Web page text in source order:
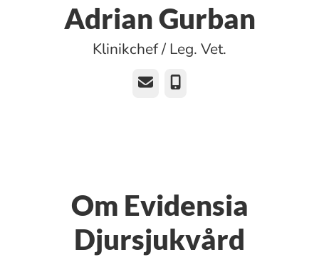
Adrian Gurban
Klinikchef / Leg. Vet.
E-post Telefon
Om Evidensia
Djursjukvård